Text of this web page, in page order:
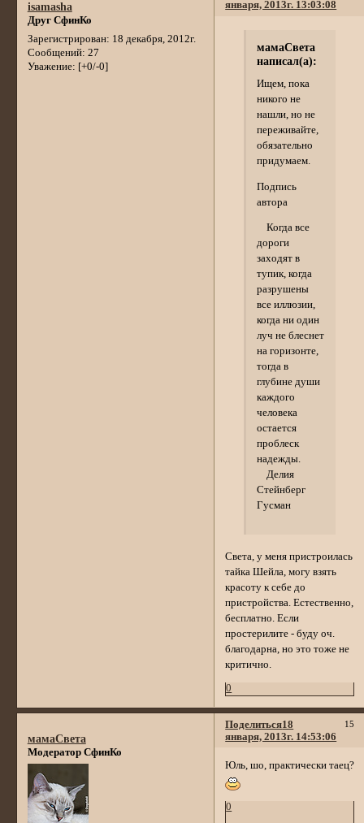
января, 2013г. 13:03:08
isamasha
Друг СфинКо
Зарегистрирован: 18 декабря, 2012г.
Сообщений: 27
Уважение: [+0/-0]
мамаСвета
написал(а):
Ищем, пока
никого не
нашли, но не
переживайте,
обязательно
придумаем.
Подпись
автора
Когда все
дороги
заходят в
тупик, когда
разрушены
все иллюзии,
когда ни один
луч не блеснет
на горизонте,
тогда в
глубине души
каждого
человека
остается
проблеск
надежды.
Делия
Стейнберг
Гусман
Света, у меня пристроилась
тайка Шейла, могу взять
красоту к себе до
пристройства. Естественно,
бесплатно. Если
простерилите - буду оч.
благодарна, но это тоже не
критично.
0
Поделиться 15
18
января, 2013г. 14:53:06
мамаСвета
Модератор СфинКо
Юль, шо, практически таец?
0